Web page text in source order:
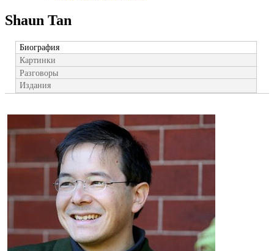
Shaun Tan
Биография
Картинки
Разговоры
Издания